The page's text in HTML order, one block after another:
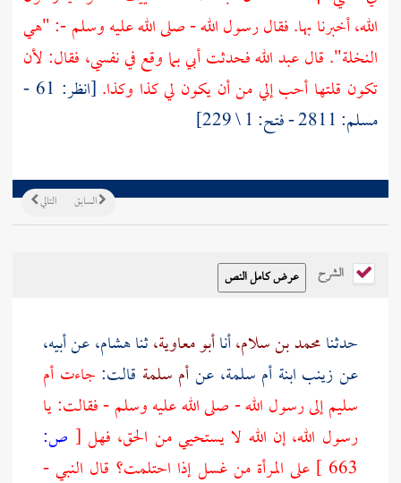
الله، أخبرنا بها. فقال رسول الله - صلى الله عليه وسلم -: "هي
النخلة". قالعبد اللهفحدثت أبي بما وقع في نفسي، فقال: لأن
تكون قلتها أحب إلي من أن يكون لي كذا وكذا.
[انظر: 61 -
مسلم: 2811 - فتح: 1 \ 229]
التالي السابق
الشرح
حدثنامحمد بن سلام،أناأبو معاوية،ثناهشام،عن أبيه،
عنزينب ابنة أم سلمة، عنأم سلمة قالت: جاءت أم
سليمإلى رسول الله - صلى الله عليه وسلم - فقالت: يا
رسول الله، إن الله لا يستحيي من الحق، فهل [ ص:
663 ] على المرأة من غسل إذا احتلمت؟ قال النبي -